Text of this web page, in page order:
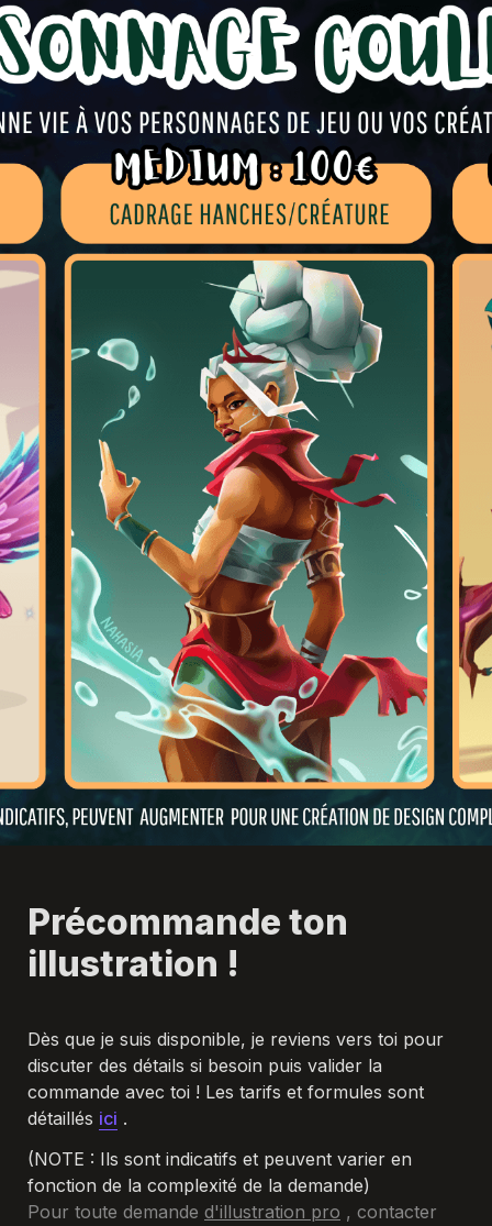
Précommande ton
illustration !
Dès que je suis disponible, je reviens vers toi pour
discuter des détails si besoin puis valider la
commande avec toi ! Les tarifs et formules sont
détaillés ici .
(NOTE : Ils sont indicatifs et peuvent varier en
fonction de la complexité de la demande)
Pour toute demande d'illustration pro , contacter